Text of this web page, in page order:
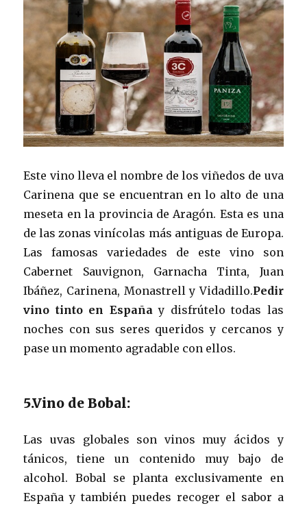
Este vino lleva el nombre de los viñedos de uva
Carinena que se encuentran en lo alto de una
meseta en la provincia de Aragón. Esta es una
de las zonas vinícolas más antiguas de Europa.
Las famosas variedades de este vino son
Cabernet Sauvignon, Garnacha Tinta, Juan
Ibáñez, Carinena, Monastrell y Vidadillo.Pedir
vino tinto en España y disfrútelo todas las
noches con sus seres queridos y cercanos y
pase un momento agradable con ellos.
5.Vino de Bobal:
Las uvas globales son vinos muy ácidos y
tánicos, tiene un contenido muy bajo de
alcohol. Bobal se planta exclusivamente en
España y también puedes recoger el sabor a